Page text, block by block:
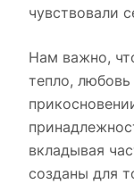
чувствовали
Нам важно,
тепло,
вкладывая
созданы для